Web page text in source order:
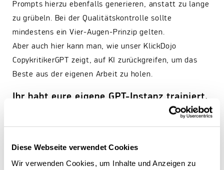
Diese Webseite verwendet Cookies
Wir verwenden Cookies, um Inhalte und Anzeigen zu
Prompts hierzu ebenfalls generieren, anstatt zu lange
zu grübeln. Bei der Qualitätskontrolle sollte
mindestens ein Vier-Augen-Prinzip gelten.
Aber auch hier kann man, wie unser KlickDojo
CopykritikerGPT zeigt, auf KI zurückgreifen, um das
Beste aus der eigenen Arbeit zu holen.
Ihr habt eure eigene GPT-Instanz trainiert,
Raketenwissenschaft, ist aber kinderleicht. In unserem
Fall haben wir der GPT-Instanz einerseits